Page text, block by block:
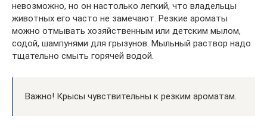
невозможно, но он настолько легкий, что владельцы
животных его часто не замечают. Резкие ароматы
можно отмывать хозяйственным или детским мылом,
содой, шампунями для грызунов. Мыльный раствор надо
тщательно смыть горячей водой.
Важно! Крысы чувствительны к резким ароматам.